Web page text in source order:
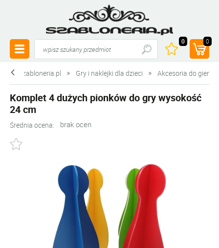
0 0
szabloneria.pl Gry i naklejki dla dzieci Akcesoria do gier
Komplet 4 dużych pionków do gry wysokość
24 cm
Średnia ocena: brak ocen